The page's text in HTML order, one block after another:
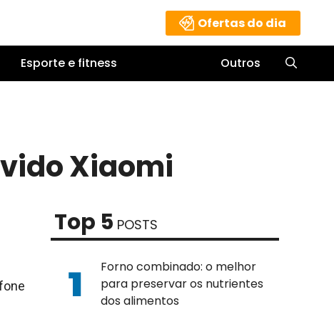
Ofertas do dia
Esporte e fitness Outros
Xiaomi
Top 5 POSTS
Forno combinado: o melhor
para preservar os nutrientes
dos alimentos